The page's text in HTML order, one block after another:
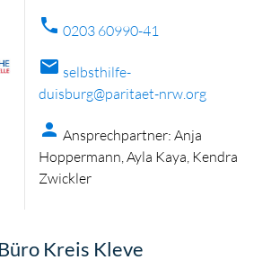
phone 0203 60990-41
mail selbsthilfe-
duisburg@paritaet-nrw.org
person Ansprechpartner: Anja
Hoppermann, Ayla Kaya, Kendra
Zwickler
Kreis Kleve